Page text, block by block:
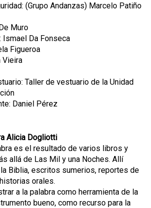
(Grupo Andanzas) Marcelo Patiño
Muro
Da Fonseca
Figueroa
Vieira
Taller de vestuario de la Unidad
Daniel Pérez
Alicia Dogliotti
es el resultado de varios libros y
allá de Las Mil y una Noches. Allí
Biblia, escritos sumerios, reportes de
orales.
a la palabra como herramienta de la
bueno, como recurso para la